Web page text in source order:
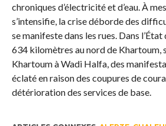
chroniques d’électricité et d’eau. À
s’intensifie, la crise déborde des
se manifeste dans les rues. Dans
634 kilomètres au nord de Khartoum,
Khartoum à Wadi Halfa, des
éclaté en raison des coupures de
détérioration des services de base.